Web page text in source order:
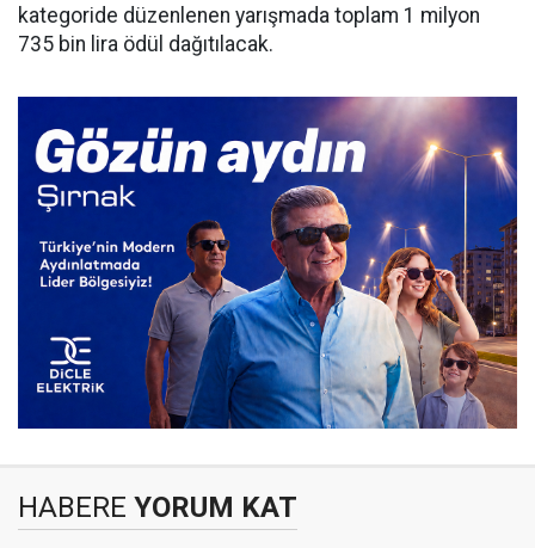
kategoride düzenlenen yarışmada toplam 1 milyon
735 bin lira ödül dağıtılacak.
HABERE YORUM KAT